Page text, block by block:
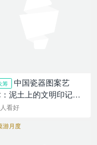
筹
中国瓷器图案艺
泥土上的文明印记，
瓷纹美学百科
看好
游月度